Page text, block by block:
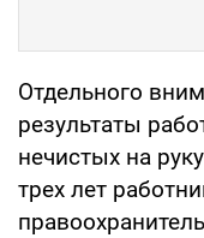
Отдельного
результаты
нечистых на
трех лет